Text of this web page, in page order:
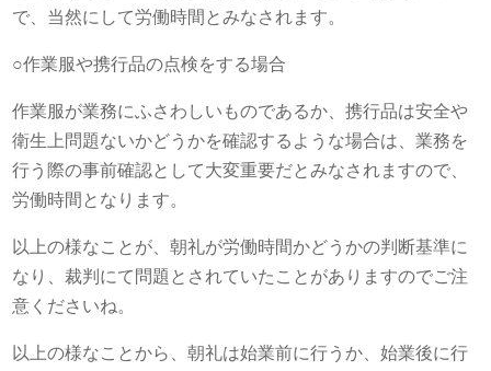
で、当然にして労働時間とみなされます。
○作業服や携行品の点検をする場合
作業服が業務にふさわしいものであるか、携行品は安全や
衛生上問題ないかどうかを確認するような場合は、業務を
行う際の事前確認として大変重要だとみなされますので、
労働時間となります。
以上の様なことが、朝礼が労働時間かどうかの判断基準に
なり、裁判にて問題とされていたことがありますのでご注
意くださいね。
以上の様なことから、朝礼は始業前に行うか、始業後に行